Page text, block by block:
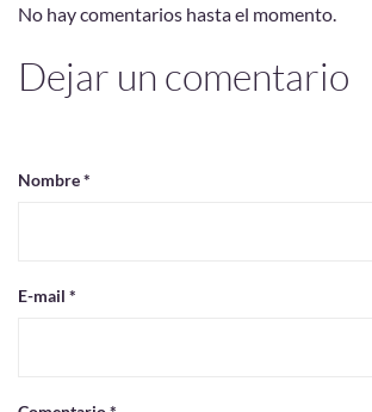
No hay comentarios hasta el momento.
Dejar un comentario
Nombre *
E-mail *